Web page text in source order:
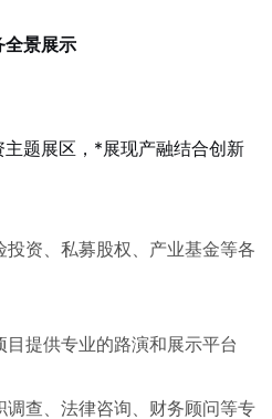
全景展示
题展区，*展现产融结合创新
投资、私募股权、产业基金等各
目提供专业的路演和展示平台
调查、法律咨询、财务顾问等专